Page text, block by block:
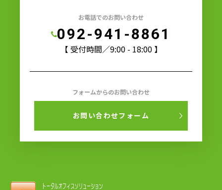
お電話でのお問い合わせ
092-941-8861
【 受付時間／9:00 - 18:00 】
フォームからのお問い合わせ
お問い合わせフォーム